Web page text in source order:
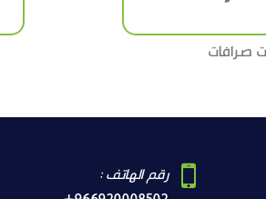
صرافات
رقم الهاتف :